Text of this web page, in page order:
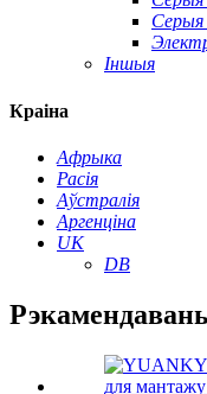
Серыя
Іншыя
Краіна
Афрыка
Расія
Аўстралія
Аргенціна
UK
DB